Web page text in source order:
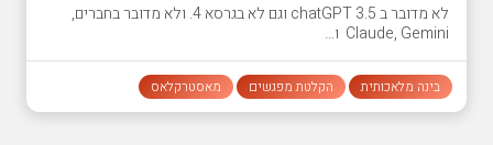
לא מדובר ב chatGPT 3.5 וגם לא בגרסא 4. ולא מדובר בחברים,
Claude, Gemini ו…
בינה מלאכותית הקלטת מפגשים מאסטרקלאס